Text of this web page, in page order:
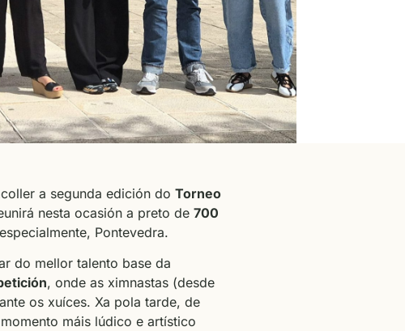
a segunda edición do Torneo
nesta ocasión a preto de 700
Pontevedra.
do mellor talento base da
, onde as ximnastas (desde
os xuíces. Xa pola tarde, de
máis lúdico e artístico